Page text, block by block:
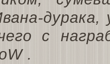
дурака,
с
.